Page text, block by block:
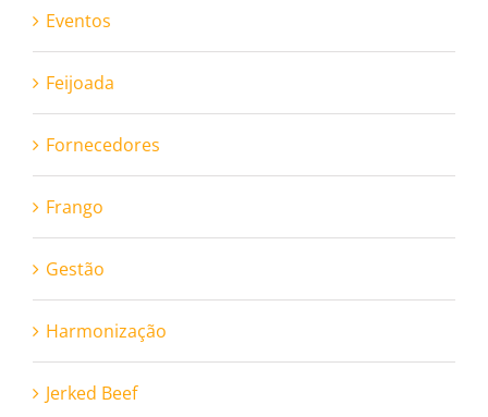
Eventos
Feijoada
Fornecedores
Frango
Gestão
Harmonização
Jerked Beef